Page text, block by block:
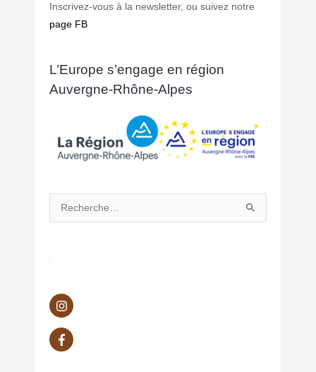
Inscrivez-vous à la newsletter, ou suivez notre
page FB
L’Europe s’engage en région
Auvergne-Rhône-Alpes